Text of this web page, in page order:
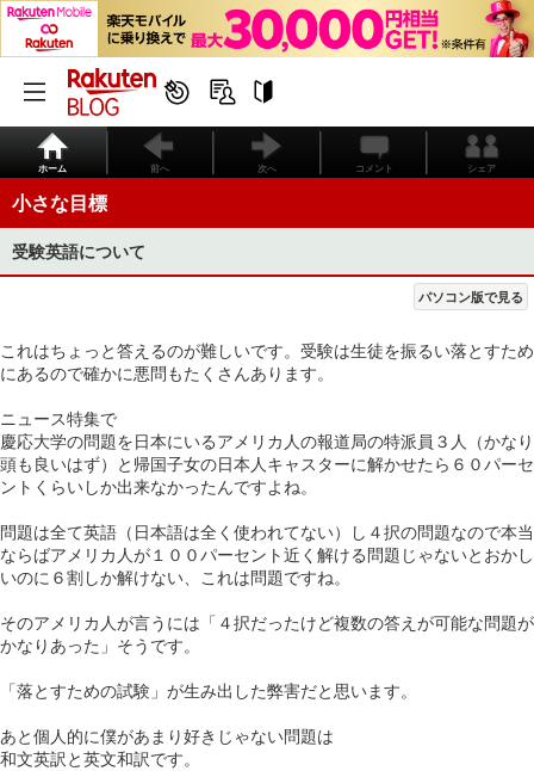
ホーム 前へ 次へ コメント シェア
小さな目標
受験英語について
パソコン版で見る
これはちょっと答えるのが難しいです。受験は生徒を振るい落とすため
にあるので確かに悪問もたくさんあります。
ニュース特集で
慶応大学の問題を日本にいるアメリカ人の報道局の特派員３人（かなり
頭も良いはず）と帰国子女の日本人キャスターに解かせたら６０パーセ
ントくらいしか出来なかったんですよね。
問題は全て英語（日本語は全く使われてない）し４択の問題なので本当
ならばアメリカ人が１００パーセント近く解ける問題じゃないとおかし
いのに６割しか解けない、これは問題ですね。
そのアメリカ人が言うには「４択だったけど複数の答えが可能な問題が
かなりあった」そうです。
「落とすための試験」が生み出した弊害だと思います。
あと個人的に僕があまり好きじゃない問題は
和文英訳と英文和訳です。